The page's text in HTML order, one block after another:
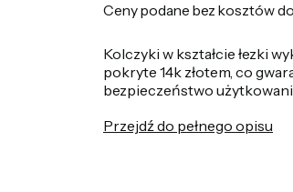
Ceny podane bez kosztów
Kolczyki w kształcie łezki
pokryte 14k złotem, co
bezpieczeństwo
Przejdź do pełnego opisu